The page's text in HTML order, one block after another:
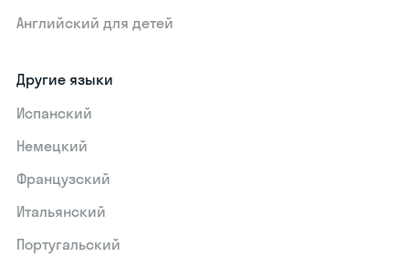
Английский для детей
Другие языки
Испанский
Немецкий
Французский
Итальянский
Португальский